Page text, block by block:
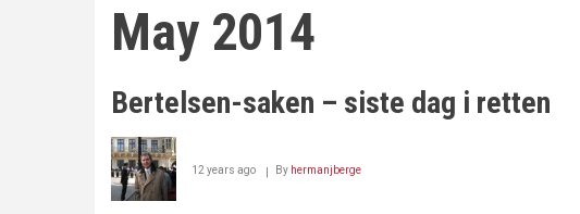
May 2014
Bertelsen-saken – siste dag i retten
12 years ago By hermanjberge